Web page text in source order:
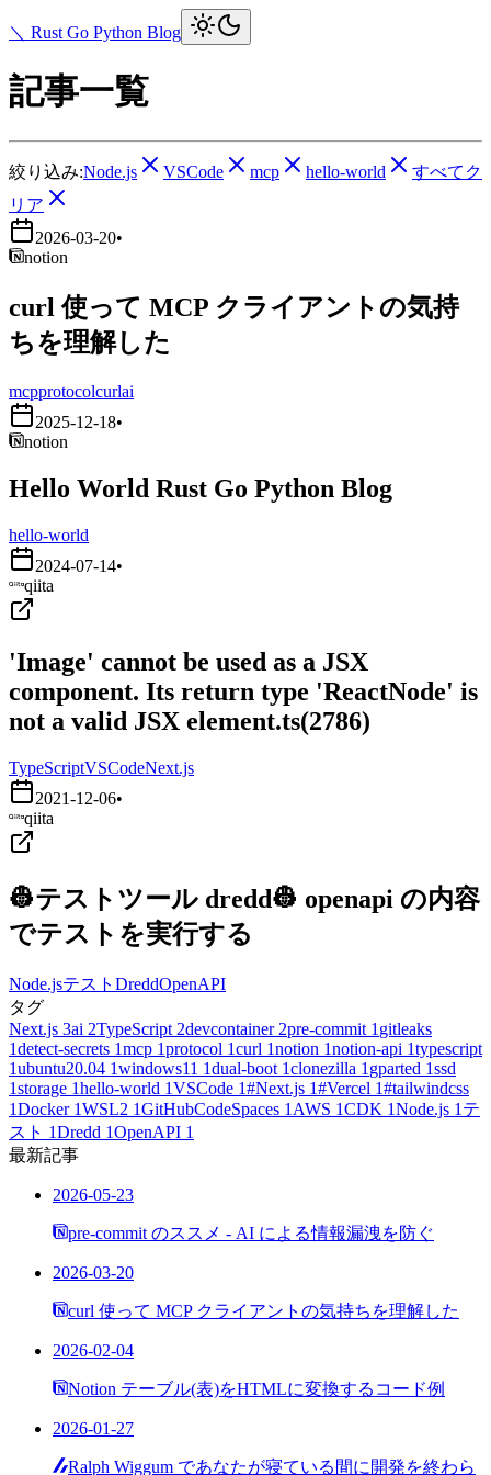
＼ Rust Go Python Blog
記事一覧
絞り込み:Node.js VSCode mcp hello-world
すべてク
リア
2026-03-20•
notion
curl 使って MCP クライアントの気持
ちを理解した
mcpprotocolcurlai
2025-12-18•
notion
Hello World Rust Go Python Blog
hello-world
2024-07-14•
qiita
'Image' cannot be used as a JSX
component. Its return type 'ReactNode' is
not a valid JSX element.ts(2786)
TypeScriptVSCodeNext.js
2021-12-06•
qiita
👷テストツール dredd👷 openapi の内容
でテストを実行する
Node.jsテスト DreddOpenAPI
タグ
Next.js 3ai 2TypeScript 2devcontainer 2pre-commit 1 gitleaks
1detect-secrets 1mcp 1protocol 1curl 1notion 1notion-api 1typescript
1ubuntu20.04 1windows11 1dual-boot 1clonezilla 1 gparted 1ssd
1storage 1hello-world 1VSCode 1#Next.js 1#Vercel 1#tailwindcss
1Docker 1WSL2 1GitHubCodeSpaces 1 AWS 1CDK 1Node.js 1 テ
スト 1Dredd 1OpenAPI 1
最新記事
2026-05-23
pre-commit のススメ - AI による情報漏洩を防ぐ
2026-03-20
curl 使って MCP クライアントの気持ちを理解した
2026-02-04
Notion テーブル(表)をHTMLに変換するコード例
2026-01-27
Ralph Wiggum であなたが寝ている間に開発を終わら